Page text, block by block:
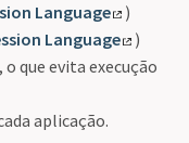
Language
)
Language
)
que evita execução
aplicação.